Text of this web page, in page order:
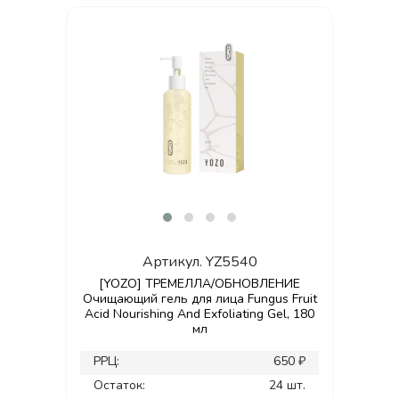
Артикул. YZ5540
[YOZO] ТРЕМЕЛЛА/ОБНОВЛЕНИЕ
Очищающий гель для лица Fungus Fruit
Acid Nourishing And Exfoliating Gel, 180
мл
РРЦ:
650 ₽
Остаток:
24 шт.